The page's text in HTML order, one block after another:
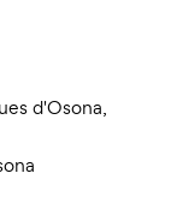
d'Osona,